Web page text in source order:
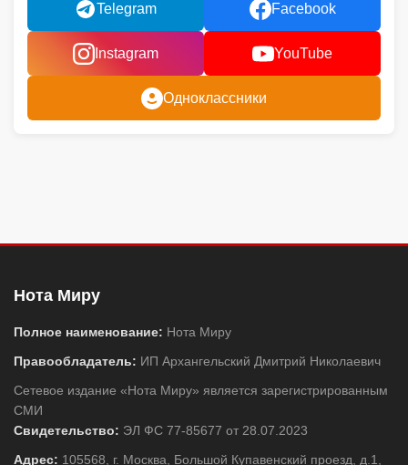
Telegram Facebook
Instagram YouTube
Одноклассники
Нота Миру
Полное наименование: Нота Миру
Правообладатель: ИП Архангельский Дмитрий Николаевич
Сетевое издание «Нота Миру» является зарегистрированным
СМИ
Свидетельство: ЭЛ ФС 77-85677 от 28.07.2023
Адрес: 105568, г. Москва, Большой Купавенский проезд, д.1,